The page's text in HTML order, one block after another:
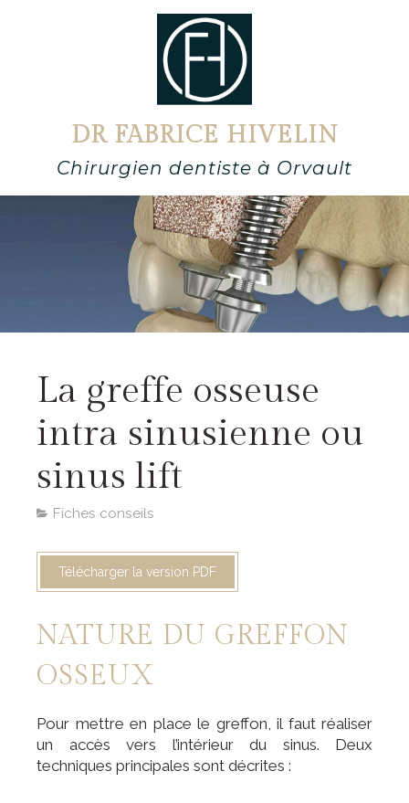
DR FABRICE HIVELIN
Chirurgien dentiste à Orvault
La greffe osseuse
intra sinusienne ou
sinus lift
Fiches conseils
Télécharger la version PDF
NATURE DU GREFFON
OSSEUX
Pour mettre en place le greffon, il faut réaliser
un accès vers l’intérieur du sinus. Deux
techniques principales sont décrites :